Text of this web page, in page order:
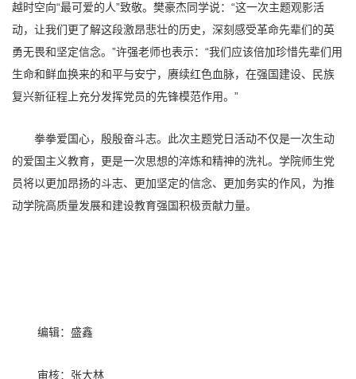
越时空向“最可爱的人”致敬。樊豪杰同学说：“这一次主题观影活
动，让我们更了解这段激昂悲壮的历史，深刻感受革命先辈们的英
勇无畏和坚定信念。”许强老师也表示：“我们应该倍加珍惜先辈们用
生命和鲜血换来的和平与安宁，赓续红色血脉，在强国建设、民族
复兴新征程上充分发挥党员的先锋模范作用。”
拳拳爱国心，殷殷奋斗志。此次主题党日活动不仅是一次生动
的爱国主义教育，更是一次思想的淬炼和精神的洗礼。学院师生党
员将以更加昂扬的斗志、更加坚定的信念、更加务实的作风，为推
动学院高质量发展和建设教育强国积极贡献力量。
编辑：盛鑫
审核：张大林